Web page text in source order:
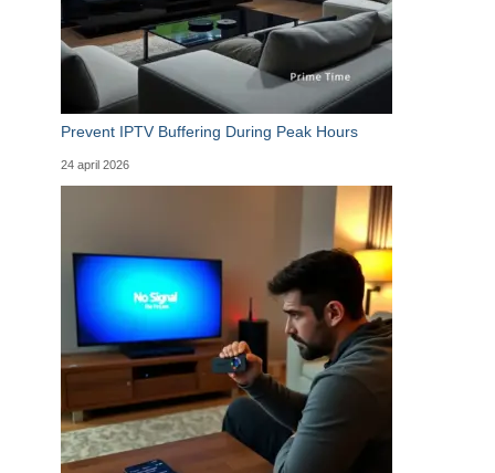
Prevent IPTV Buffering During Peak Hours
24 april 2026